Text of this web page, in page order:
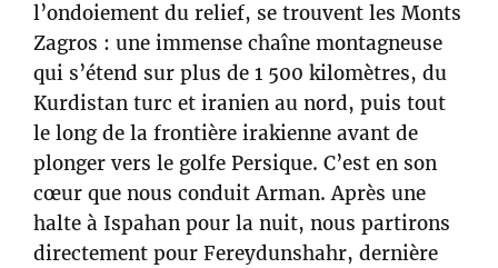
l’ondoiement du relief, se trouvent les Monts
Zagros : une immense chaîne montagneuse
qui s’étend sur plus de 1 500 kilomètres, du
Kurdistan turc et iranien au nord, puis tout
le long de la frontière irakienne avant de
plonger vers le golfe Persique. C’est en son
cœur que nous conduit Arman. Après une
halte à Ispahan pour la nuit, nous partirons
directement pour Fereydunshahr, dernière